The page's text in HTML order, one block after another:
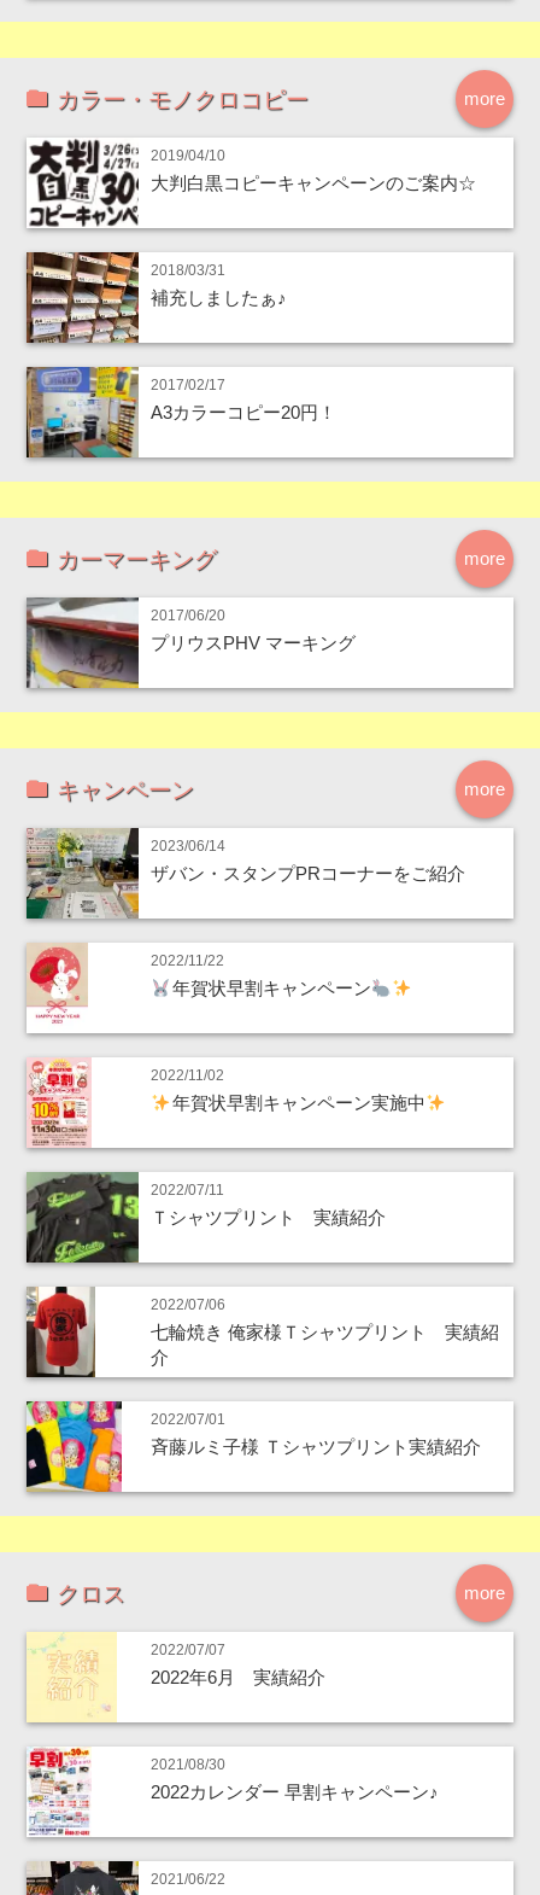
more
カラー・モノクロコピー
2019/04/10
大判白黒コピーキャンペーンのご案内☆
2018/03/31
補充しましたぁ♪
2017/02/17
A3カラーコピー20円！
more
カーマーキング
2017/06/20
プリウスPHV マーキング
more
キャンペーン
2023/06/14
ザバン・スタンプPRコーナーをご紹介
2022/11/22
年賀状早割キャンペーン
2022/11/02
年賀状早割キャンペーン実施中
2022/07/11
Ｔシャツプリント 実績紹介
2022/07/06
七輪焼き 俺家様Ｔシャツプリント 実績紹
介
2022/07/01
斉藤ルミ子様 Ｔシャツプリント実績紹介
more
クロス
2022/07/07
2022年6月 実績紹介
2021/08/30
2022カレンダー 早割キャンペーン♪
2021/06/22